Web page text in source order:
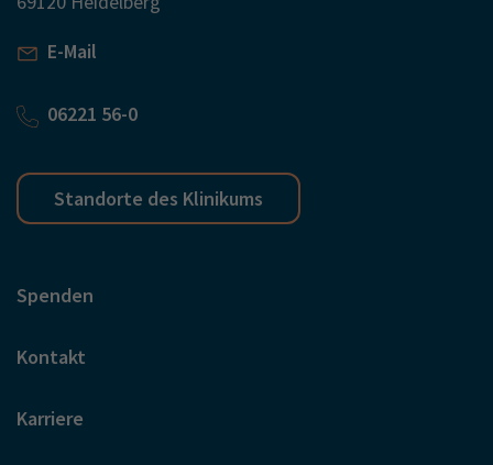
E-Mail
06221 56-0
Standorte des Klinikums
Spenden
Kontakt
Karriere